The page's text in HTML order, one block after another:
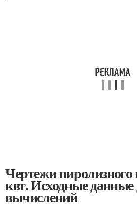
Чертежи пиролизного
квт. Исходные данные
вычислений